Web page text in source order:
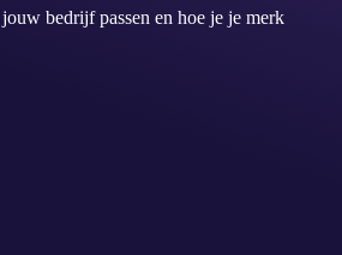
bedrijf passen en hoe je je merk